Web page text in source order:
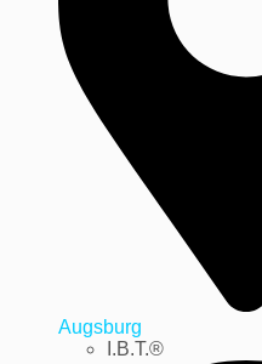
Augsburg
I.B.T.®